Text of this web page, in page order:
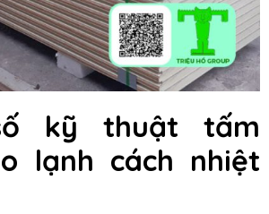
kỹ thuật tấm
lạnh cách nhiệt